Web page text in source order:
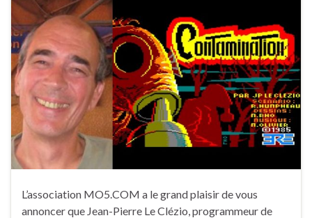
L’association MO5.COM a le grand plaisir de vous
annoncer que Jean-Pierre Le Clézio, programmeur de